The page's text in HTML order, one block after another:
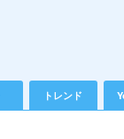
トレンド